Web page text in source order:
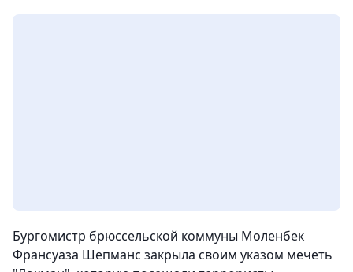
Бургомистр брюссельской коммуны Моленбек
Франсуаза Шепманс закрыла своим указом мечеть